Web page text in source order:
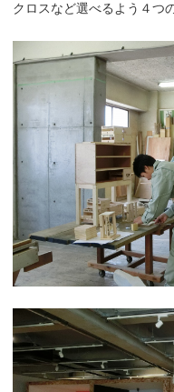
クロスなど選べるよう４つ